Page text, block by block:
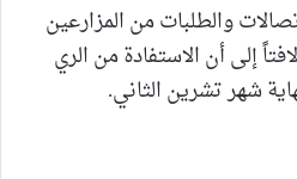
والطلبات من المزارعين
إلى أن الاستفادة من الري
شهر تشرين الثاني.